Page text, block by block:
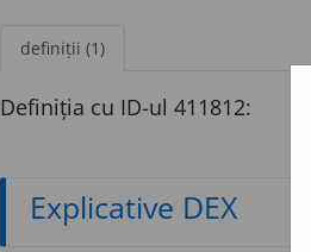
definiții (1)
Definiția cu ID-ul 411812:
Explicative DEX